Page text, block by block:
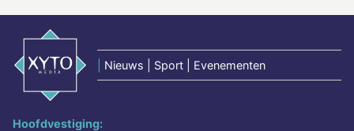
Nieuws | Sport | Evenementen
Hoofdvestiging: